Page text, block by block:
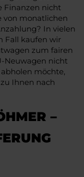
Finanzen nicht
von monatlichen
In vielen
Fall kaufen wir
zum fairen
Neuwagen nicht
möchte,
Ihnen nach
–